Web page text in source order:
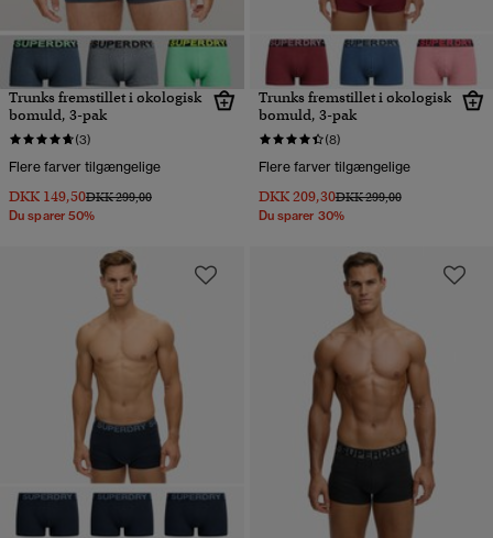
Trunks fremstillet i økologisk
bomuld, 3-pak
(3)
Flere farver tilgængelige
DKK 149,50Pris nedsat fra
DKK 299,00til
Du sparer 50%
Trunks fremstillet i økologisk
bomuld, 3-pak
(8)
Flere farver tilgængelige
DKK 209,30Pris nedsat fra
DKK 299,00til
Du sparer 30%